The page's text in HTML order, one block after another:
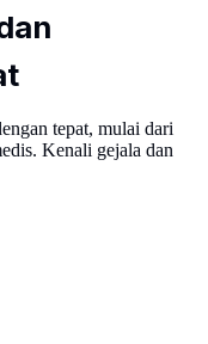
tepat, mulai dari
Kenali gejala dan